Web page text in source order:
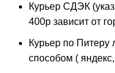
Курьер СДЭК
400р зависит от
Курьер по
способом (